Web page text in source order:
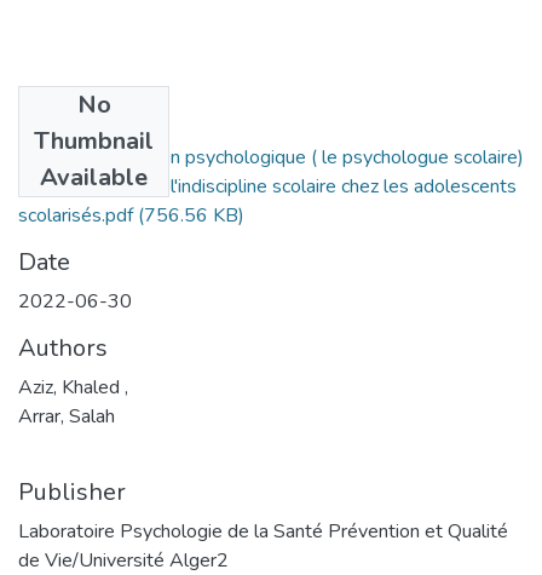
No
Thumbnail
Available
L'impact du soutien psychologique ( le psychologue scolaire)
sur la lutte contre l'indiscipline scolaire chez les adolescents
scolarisés.pdf(756.56 KB)
Date
2022-06-30
Authors
Aziz, Khaled ,
Arrar, Salah
Publisher
Laboratoire Psychologie de la Santé Prévention et Qualité
de Vie/Université Alger2